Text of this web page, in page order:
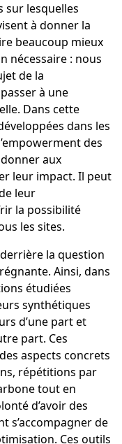
sur lesquelles
à donner la
beaucoup mieux
nécessaire : nous
de la
à une
Dans cette
dans les
des
aux
leur impact. Il peut
leur
la possibilité
les sites.
la question
Ainsi, dans
étudiées
synthétiques
d’une part et
part. Ces
aspects concrets
répétitions par
tout en
d’avoir des
s’accompagner de
Ces outils